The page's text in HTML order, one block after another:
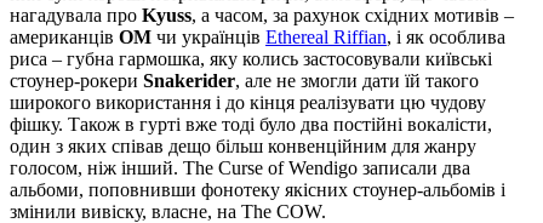
нагадувала про Kyuss, а часом, за рахунок східних мотивів –
американців OM чи українців Ethereal Riffian, і як особлива
риса – губна гармошка, яку колись застосовували київські
стоунер-рокери Snakerider, але не змогли дати їй такого
широкого використання і до кінця реалізувати цю чудову
фішку. Також в гурті вже тоді було два постійні вокалісти,
один з яких співав дещо більш конвенційним для жанру
голосом, ніж інший. The Curse of Wendigo записали два
альбоми, поповнивши фонотеку якісних стоунер-альбомів і
змінили вивіску, власне, на The COW.